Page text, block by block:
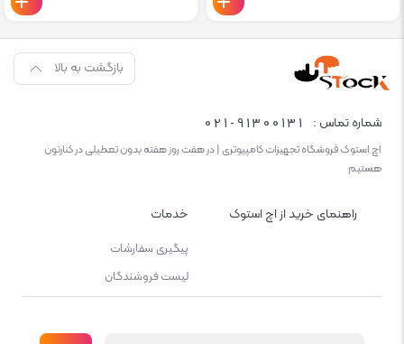
بازگشت به بالا
شماره تماس : 021-91300131
اچ استوک فروشگاه تجهیزات کامپیوتری | در هفت روز هفته بدون تعطیلی در کنارتون
هستیم
راهنمای خرید از اچ استوک خدمات
پیگیری سفارشات
لیست فروشندگان